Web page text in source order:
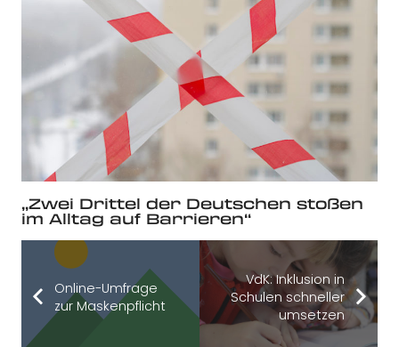
„Zwei Drittel der Deutschen stoßen
im Alltag auf Barrieren“
Online-Umfrage
zur Maskenpflicht
VdK: Inklusion in
Schulen schneller
umsetzen